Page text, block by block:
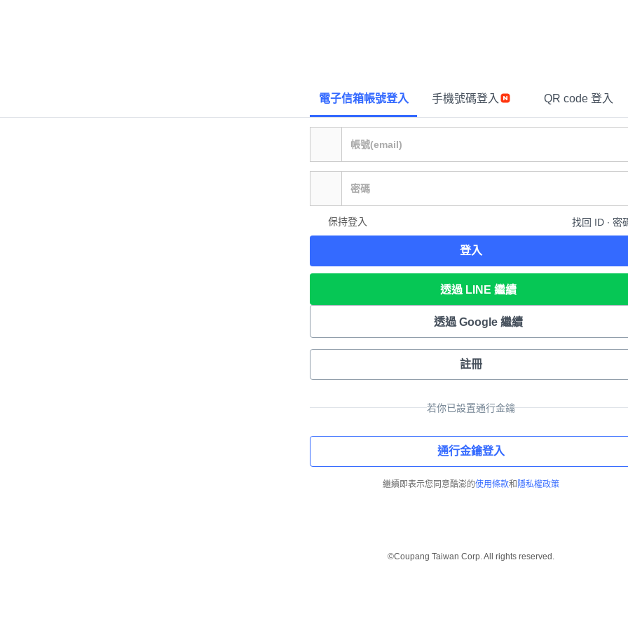
電子信箱帳號登入 手機號碼登入 QR code 登入
保持登入 找回 ID ∙ 密
登入
透過 LINE 繼續
透過 Google 繼續
註冊
若你已設置通行金鑰
通行金鑰登入
繼續即表示您同意酷澎的使用條款和 隱私權政策
©Coupang Taiwan Corp. All rights reserved.